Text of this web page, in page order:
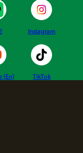
われたのを思
! 怖い! 清宮､
い!! はあ…は
ると､こうい
うんだよなあ｡
り越えるため
い｡北宮! マ
獄の底に突